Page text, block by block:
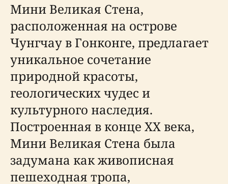
Мини Великая Стена,
расположенная на острове
Чунгчау в Гонконге, предлагает
уникальное сочетание
природной красоты,
геологических чудес и
культурного наследия.
Построенная в конце XX века,
Мини Великая Стена была
задумана как живописная
пешеходная тропа,